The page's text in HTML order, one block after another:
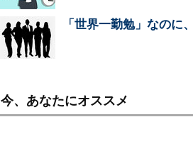
「世界一勤勉」なのに
今、あなたにオススメ